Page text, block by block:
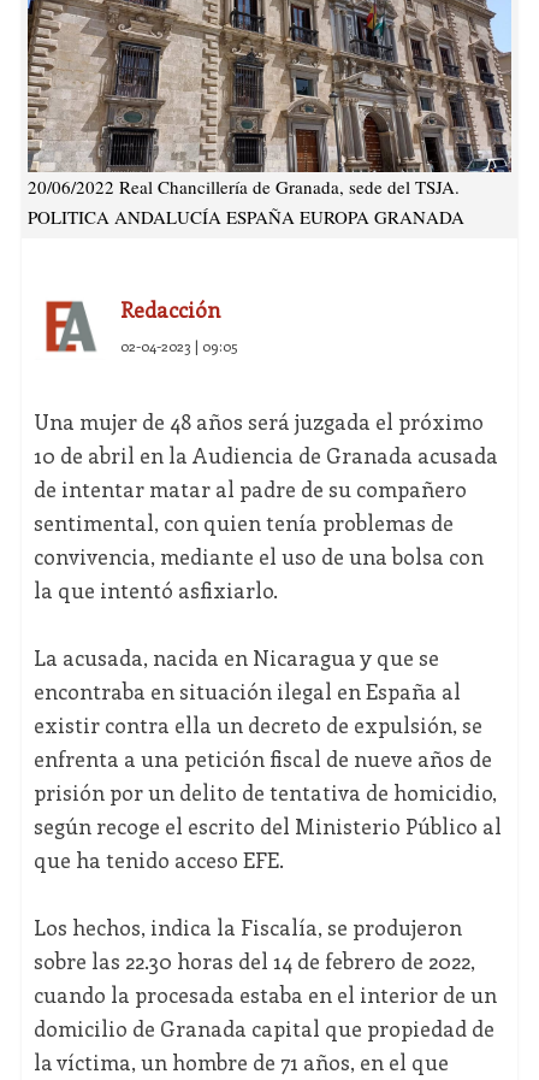
20/06/2022 Real Chancillería de Granada, sede del TSJA.
POLITICA ANDALUCÍA ESPAÑA EUROPA GRANADA
Redacción
02-04-2023 | 09:05
Una mujer de 48 años será juzgada el próximo
10 de abril en la Audiencia de Granada acusada
de intentar matar al padre de su compañero
sentimental, con quien tenía problemas de
convivencia, mediante el uso de una bolsa con
la que intentó asfixiarlo.
La acusada, nacida en Nicaragua y que se
encontraba en situación ilegal en España al
existir contra ella un decreto de expulsión, se
enfrenta a una petición fiscal de nueve años de
prisión por un delito de tentativa de homicidio,
según recoge el escrito del Ministerio Público al
que ha tenido acceso EFE.
Los hechos, indica la Fiscalía, se produjeron
sobre las 22.30 horas del 14 de febrero de 2022,
cuando la procesada estaba en el interior de un
domicilio de Granada capital que propiedad de
la víctima, un hombre de 71 años, en el que